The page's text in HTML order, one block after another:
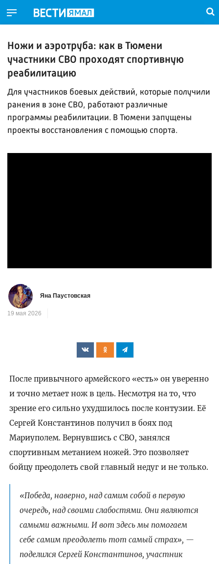
Ножи и аэротруба: как в Тюмени
участники СВО проходят спортивную
реабилитацию
Для участников боевых действий, которые получили
ранения в зоне СВО, работают различные
программы реабилитации. В Тюмени запущены
проекты восстановления с помощью спорта.
Яна Паустовская
19 мая 2026
После привычного армейского «есть» он уверенно
и точно метает нож в цель. Несмотря на то, что
зрение его сильно ухудшилось после контузии. Её
Сергей Константинов получил в боях под
Мариуполем. Вернувшись с СВО, занялся
спортивным метанием ножей. Это позволяет
бойцу преодолеть свой главный недуг и не только.
«Победа, наверно, над самим собой в первую
очередь, над своими слабостями. Они являются
самыми важными. И вот здесь мы помогаем
себе самим преодолеть тот самый страх», —
поделился Сергей Константинов, участник